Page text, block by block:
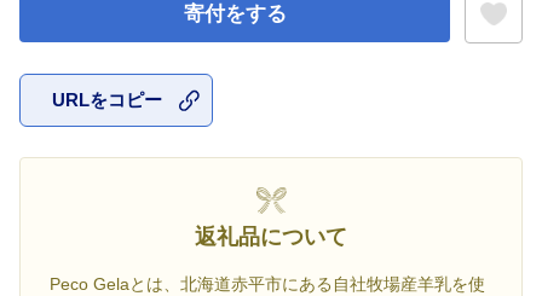
寄付をする
URLをコピー
返礼品について
Peco Gelaとは、北海道赤平市にある自社牧場産羊乳を使